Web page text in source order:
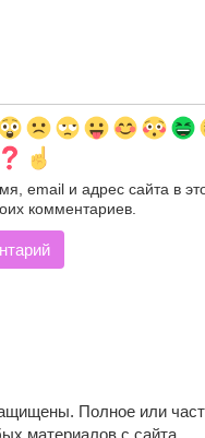
email и адрес сайта в
комментариев.
Полное или
материалов с сайта